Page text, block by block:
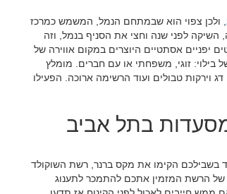
, ולכן צפוי הוא שבמתחם הנמל, המשמש כמרכז
לפני שנה וחצי את הסניף בנמל, וזה
יפניים אסתטיים היוצרים במקום אווירה של
בילוי: זוגי, משפחתי או עם חברים. מומלץ
וירקות טבולים ועוד הרשימה ארוכה. הפעילו
בתל אביב
בשבילכם הקימו את מקס ברנר, רשת השוקולד
של הרשת המזמין אתכם להתמכר לתענוג